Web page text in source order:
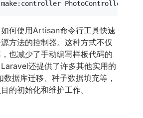
如何使用Artisan命令行工具快速
方法的控制器。这种方式不仅
也减少了手动编写样板代码的
还提供了许多其他实用的
据库迁移、种子数据填充等，
的初始化和维护工作。